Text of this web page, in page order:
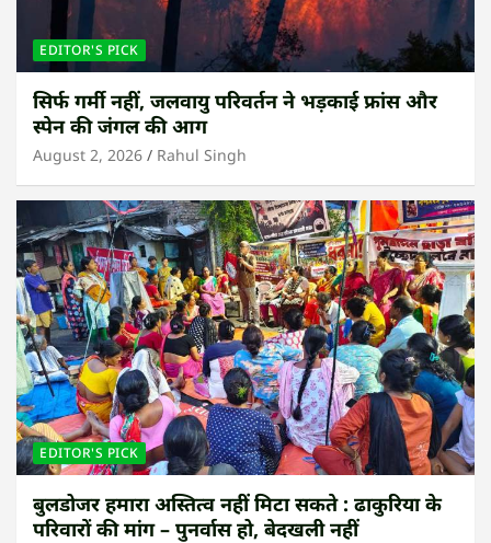
EDITOR'S PICK
सिर्फ गर्मी नहीं, जलवायु परिवर्तन ने भड़काई फ्रांस और
स्पेन की जंगल की आग
August 2, 2026 Rahul Singh
EDITOR'S PICK
बुलडोजर हमारा अस्तित्व नहीं मिटा सकते : ढाकुरिया के
परिवारों की मांग – पुनर्वास हो, बेदखली नहीं